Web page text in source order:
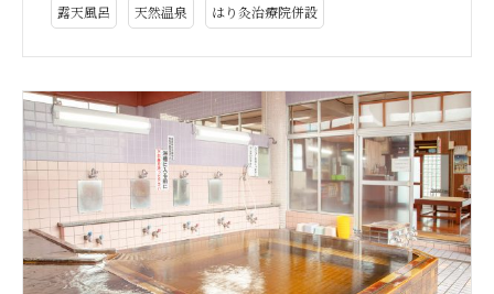
露天風呂 天然温泉 はり灸治療院併設